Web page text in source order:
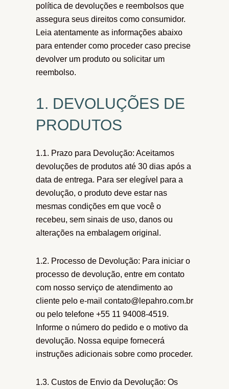
política de devoluções e reembolsos que
assegura seus direitos como consumidor.
Leia atentamente as informações abaixo
para entender como proceder caso precise
devolver um produto ou solicitar um
reembolso.
1. DEVOLUÇÕES DE
PRODUTOS
1.1. Prazo para Devolução: Aceitamos
devoluções de produtos até 30 dias após a
data de entrega. Para ser elegível para a
devolução, o produto deve estar nas
mesmas condições em que você o
recebeu, sem sinais de uso, danos ou
alterações na embalagem original.
1.2. Processo de Devolução: Para iniciar o
processo de devolução, entre em contato
com nosso serviço de atendimento ao
cliente pelo e-mail contato@lepahro.com.br
ou pelo telefone +55 11 94008-4519.
Informe o número do pedido e o motivo da
devolução. Nossa equipe fornecerá
instruções adicionais sobre como proceder.
1.3. Custos de Envio da Devolução: Os